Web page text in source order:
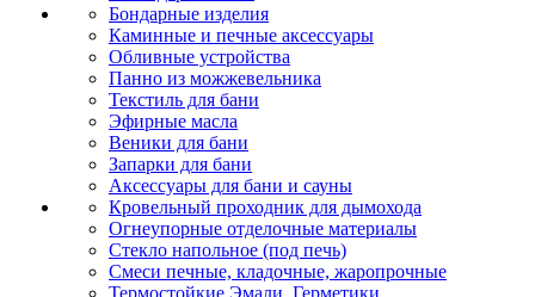
Бондарные изделия
Каминные и печные аксессуары
Обливные устройства
Панно из можжевельника
Текстиль для бани
Эфирные масла
Веники для бани
Запарки для бани
Аксессуары для бани и сауны
Кровельный проходник для дымохода
Огнеупорные отделочные материалы
Стекло напольное (под печь)
Смеси печные, кладочные, жаропрочные
Термостойкие Эмали, Герметики